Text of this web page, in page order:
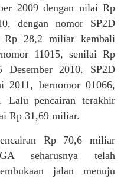
2009 dengan nilai Rp
dengan nomor SP2D
Rp 28,2 miliar kembali
11015, senilai Rp
2010. SP2D
2011, bernomor 01066,
pencairan terakhir
Rp 31,69 miliar.
Rp 70,6 miliar
seharusnya telah
jalan menuju